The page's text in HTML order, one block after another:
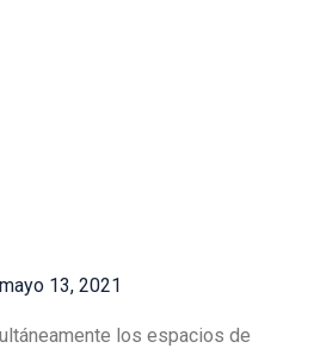
mayo 13, 2021
los espacios de